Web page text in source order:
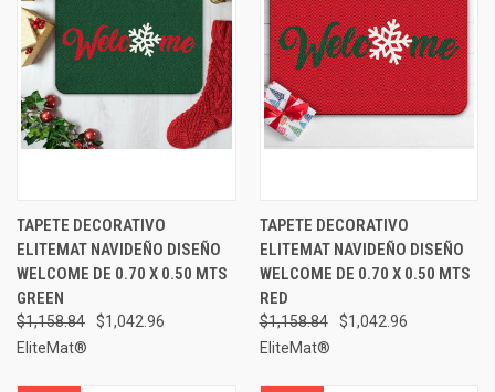
TAPETE DECORATIVO
ELITEMAT NAVIDEÑO DISEÑO
WELCOME DE 0.70 X 0.50 MTS
GREEN
$1,158.84
$1,042.96
EliteMat®
TAPETE DECORATIVO
ELITEMAT NAVIDEÑO DISEÑO
WELCOME DE 0.70 X 0.50 MTS
RED
$1,158.84
$1,042.96
EliteMat®